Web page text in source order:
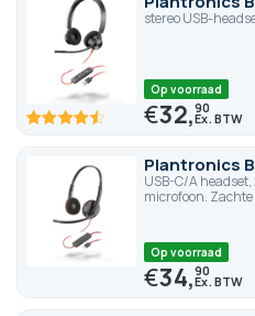
stereo USB-
90 100
Op voorraad
€32,90
Plantronics
USB-C/A
microfoon.
Op voorraad
€34,90